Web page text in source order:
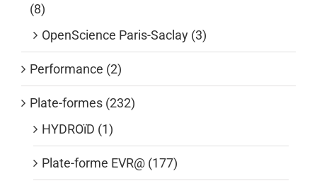
(8)
OpenScience Paris-Saclay (3)
Performance (2)
Plate-formes (232)
HYDROïD (1)
Plate-forme EVR@ (177)